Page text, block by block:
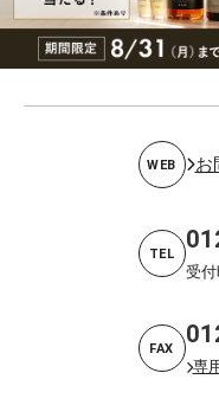
WEB お
TEL
受
FAX
専